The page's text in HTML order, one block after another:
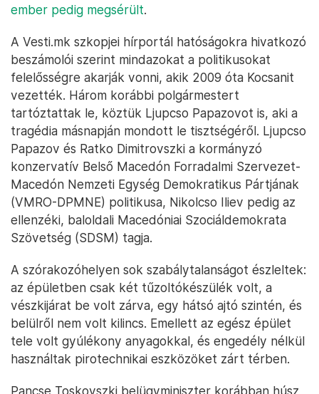
ember pedig megsérült.
A Vesti.mk szkopjei hírportál hatóságokra hivatkozó
beszámolói szerint mindazokat a politikusokat
felelősségre akarják vonni, akik 2009 óta Kocsanit
vezették. Három korábbi polgármestert
tartóztattak le, köztük Ljupcso Papazovot is, aki a
tragédia másnapján mondott le tisztségéről. Ljupcso
Papazov és Ratko Dimitrovszki a kormányzó
konzervatív Belső Macedón Forradalmi Szervezet-
Macedón Nemzeti Egység Demokratikus Pártjának
(VMRO-DPMNE) politikusa, Nikolcso Iliev pedig az
ellenzéki, baloldali Macedóniai Szociáldemokrata
Szövetség (SDSM) tagja.
A szórakozóhelyen sok szabálytalanságot észleltek:
az épületben csak két tűzoltókészülék volt, a
vészkijárat be volt zárva, egy hátsó ajtó szintén, és
belülről nem volt kilincs. Emellett az egész épület
tele volt gyúlékony anyagokkal, és engedély nélkül
használtak pirotechnikai eszközöket zárt térben.
Pancse Toskovszki belügyminiszter korábban húsz